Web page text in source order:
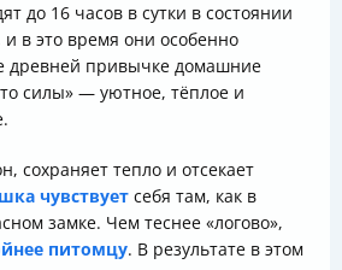
до 16 часов в сутки в состоянии
в это время они особенно
древней привычке домашние
силы» — уютное, тёплое и
сохраняет тепло и отсекает
чувствует себя там, как в
замке. Чем теснее «логово»,
питомцу. В результате в этом